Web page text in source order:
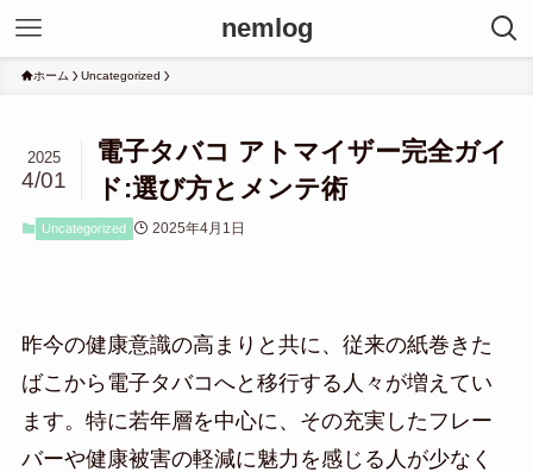
nemlog
ホーム Uncategorized
電子タバコ アトマイザー完全ガイ
ド:選び方とメンテ術
2025
4/01
Uncategorized 2025年4月1日
昨今の健康意識の高まりと共に、従来の紙巻きた
ばこから電子タバコへと移行する人々が増えてい
ます。特に若年層を中心に、その充実したフレー
バーや健康被害の軽減に魅力を感じる人が少なく